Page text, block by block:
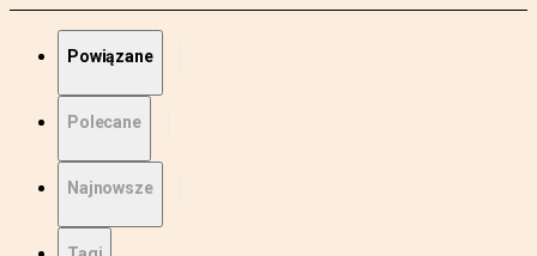
Powiązane
Polecane
Najnowsze